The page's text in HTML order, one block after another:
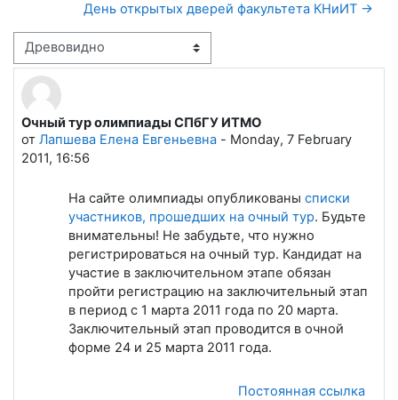
День открытых дверей факультета КНиИТ →
Режим отображения
Очный тур олимпиады СПбГУ ИТМО
от Лапшева Елена Евгеньевна - Monday, 7 February
2011, 16:56
Количество ответов: 1
На сайте олимпиады опубликованы списки
участников, прошедших на очный тур. Будьте
внимательны! Не забудьте, что нужно
регистрироваться на очный тур. Кандидат на
участие в заключительном этапе обязан
пройти регистрацию на заключительный этап
в период с 1 марта 2011 года по 20 марта.
Заключительный этап проводится в очной
форме 24 и 25 марта 2011 года.
Постоянная ссылка